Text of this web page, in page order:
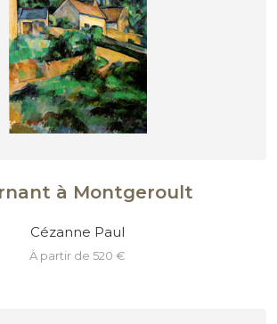
à Montgeroult
Cézanne Paul
à partir de 520 €